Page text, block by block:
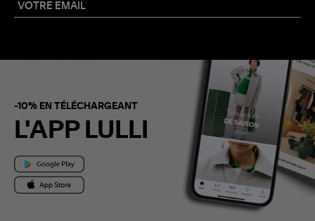
-10% EN TÉLÉCHARGEANT
L'APP LULLI